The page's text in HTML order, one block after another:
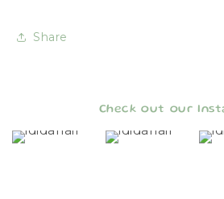
Share
Check out our